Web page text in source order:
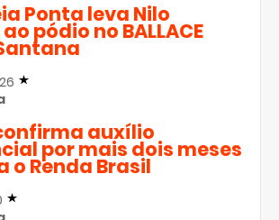
Ponta leva Nilo
pódio no BALLACE
auxílio
por mais dois meses
o Renda Brasil